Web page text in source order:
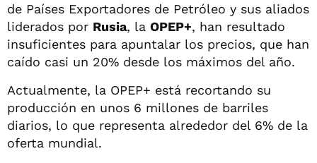
de Países Exportadores de Petróleo y sus aliados
liderados por Rusia, la OPEP+, han resultado
insuficientes para apuntalar los precios, que han
caído casi un 20% desde los máximos del año.
Actualmente, la OPEP+ está recortando su
producción en unos 6 millones de barriles
diarios, lo que representa alrededor del 6% de la
oferta mundial.